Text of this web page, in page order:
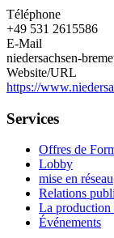
Téléphone
+49 531 2615586
E-Mail
niedersachsen-
Website/URL
https://
Services
Offres de
Lobby
mise en réseau
Relations
La production
Événements